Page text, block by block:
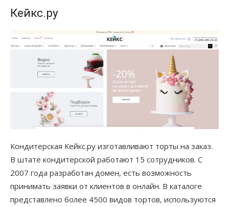
Кейкс.ру
Кондитерская Кейкс.ру изготавливают торты на заказ.
В штате кондитерской работают 15 сотрудников. С
2007 года разработан домен, есть возможность
принимать заявки от клиентов в онлайн. В каталоге
представлено более 4500 видов тортов, используются